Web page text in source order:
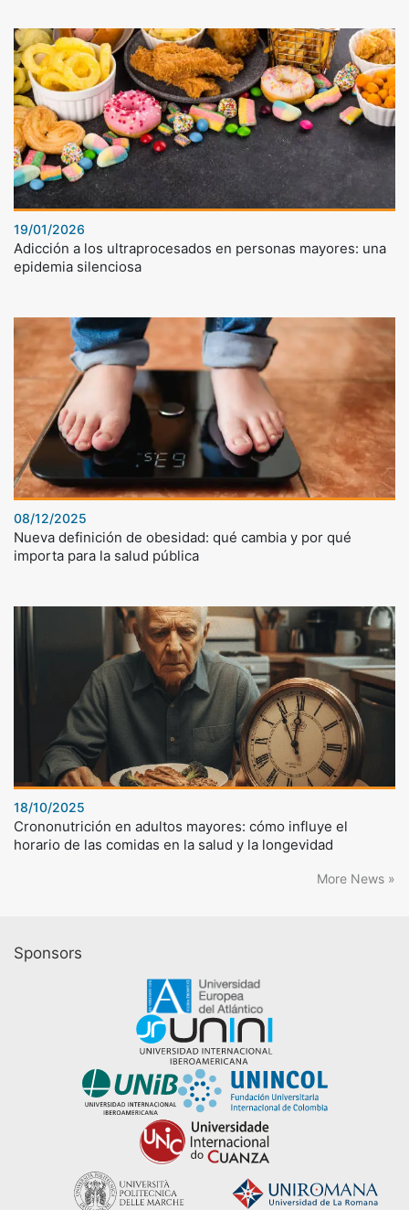
19/01/2026
Adicción a los ultraprocesados en personas mayores: una
epidemia silenciosa
08/12/2025
Nueva definición de obesidad: qué cambia y por qué
importa para la salud pública
18/10/2025
Crononutrición en adultos mayores: cómo influye el
horario de las comidas en la salud y la longevidad
More News »
Sponsors